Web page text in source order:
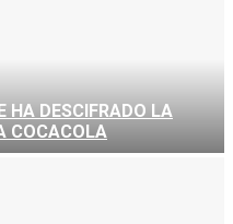
HA DESCIFRADO LA
COCACOLA